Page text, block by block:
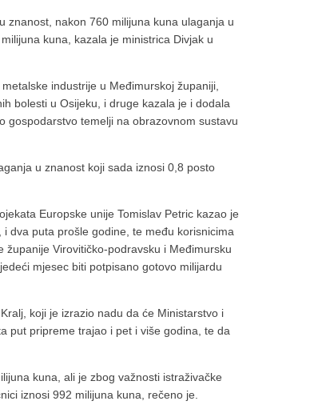
znanost, nakon 760 milijuna kuna ulaganja u
kuna, kazala je ministrica Divjak u
industrije u Međimurskoj županiji,
bolesti u Osijeku, i druge kazala je i dodala
gospodarstvo temelji na obrazovnom sustavu
u znanost koji sada iznosi 0,8 posto
Europske unije ​Tomislav Petric kazao je
dva puta prošle godine, te među korisnicima
Virovitičko-podravsku i Međimursku
mjesec biti potpisano gotovo milijardu
koji je izrazio nadu da će Ministarstvo i
put pripreme trajao i pet i više godina, te da
kuna, ali je zbog važnosti istraživačke
iznosi 992 milijuna kuna, rečeno je.